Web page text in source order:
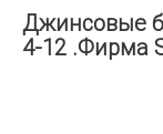
Джинсовые
4-12 .Фирма